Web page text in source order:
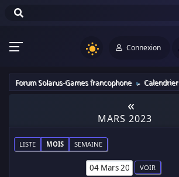
Connexion
Forum Solarus-Games francophone ► Calendrier
«
MARS 2023
LISTE MOIS SEMAINE